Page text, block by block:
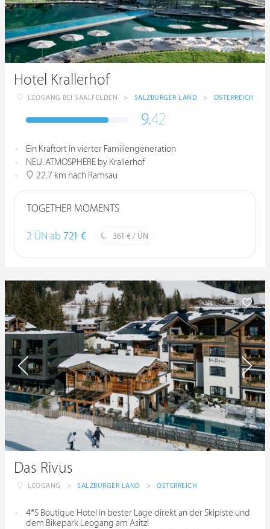
Hotel Krallerhof
LEOGANG BEI SAALFELDEN > SALZBURGER LAND > ÖSTERREICH
9.42
Ein Kraftort in vierter Familiengeneration
NEU: ATMOSPHERE by Krallerhof
22.7 km nach Ramsau
TOGETHER MOMENTS
2 ÜN ab 721 € 361 € / ÜN
Das Rivus
LEOGANG > SALZBURGER LAND > ÖSTERREICH
4*S Boutique Hotel in bester Lage direkt an der Skipiste und
dem Bikepark Leogang am Asitz!